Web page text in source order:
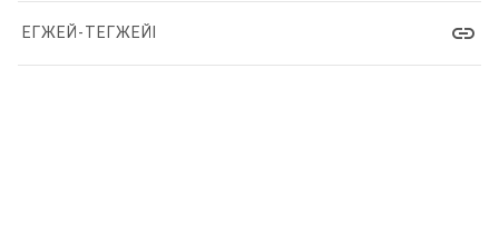
ЕГЖЕЙ-ТЕГЖЕЙІ link